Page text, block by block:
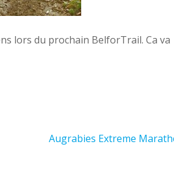
lors du prochain BelforTrail. Ca va
Augrabies Extreme